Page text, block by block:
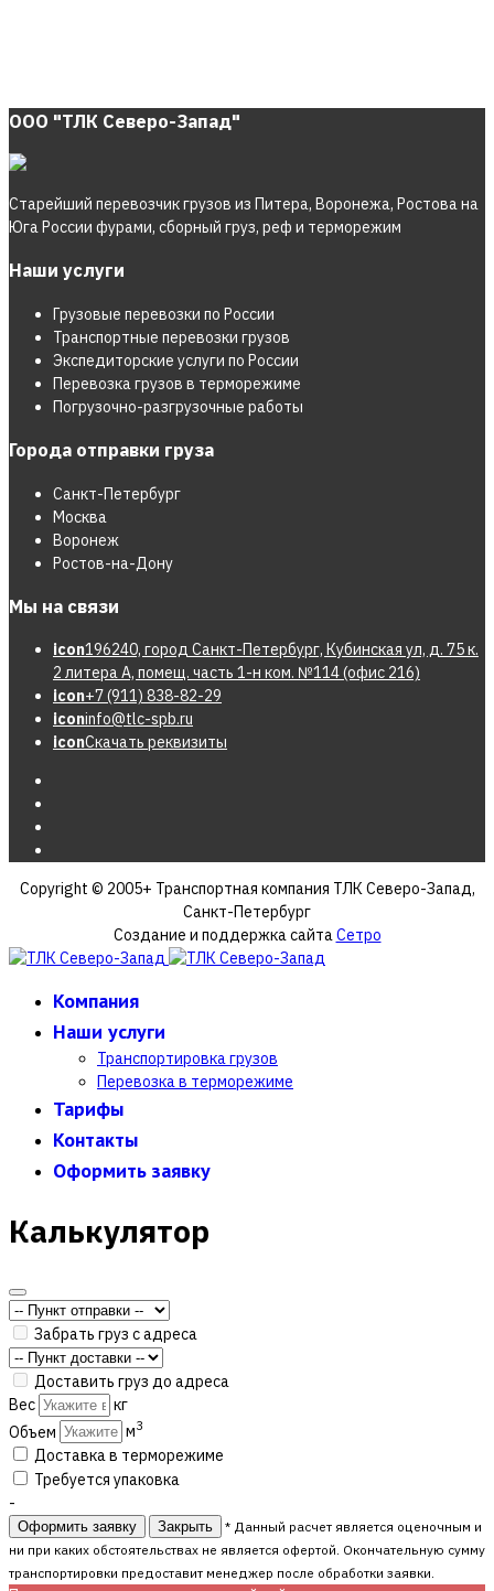
ООО "ТЛК Северо-Запад"
Старейший перевозчик грузов из Питера, Воронежа, Ростова на
Юга России фурами, сборный груз, реф и терморежим
Наши услуги
Грузовые перевозки по России
Транспортные перевозки грузов
Экспедиторские услуги по России
Перевозка грузов в терморежиме
Погрузочно-разгрузочные работы
Города отправки груза
Санкт-Петербург
Москва
Воронеж
Ростов-на-Дону
Мы на связи
icon196240, город Санкт-Петербург, Кубинская ул, д. 75 к.
2 литера А, помещ. часть 1-н ком. №114 (офис 216)
icon+7 (911) 838-82-29
iconinfo@tlc-spb.ru
iconСкачать реквизиты
Copyright © 2005+ Транспортная компания ТЛК Северо-Запад,
Санкт-Петербург
Создание и поддержка сайтаСетро
Компания
Наши услуги
Транспортировка грузов
Перевозка в терморежиме
Тарифы
Контакты
Оформить заявку
Калькулятор
Забрать груз с адреса
Доставить груз до адреса
Вес
кг
Объем
м3
Доставка в терморежиме
Требуется упаковка
-
Оформить заявку Закрыть
* Данный расчет является оценочным и
ни при каких обстоятельствах не является офертой. Окончательную сумму
транспортировки предоставит менеджер после обработки заявки.